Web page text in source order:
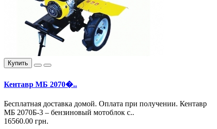
Купить
Кентавр МБ 2070�..
Бесплатная доставка домой. Оплата при получении. Кентавр
МБ 2070Б-3 – бензиновый мотоблок с..
16560.00 грн.